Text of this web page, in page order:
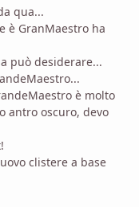
qua...
è GranMaestro ha
può desiderare...
è molto
antro oscuro, devo
clistere a base